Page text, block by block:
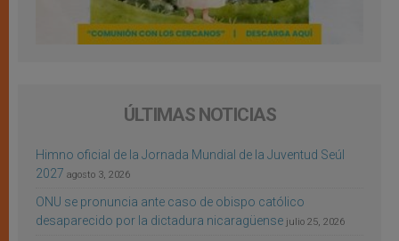
ÚLTIMAS NOTICIAS
Himno oficial de la Jornada Mundial de la Juventud Seúl
2027 agosto 3, 2026
ONU se pronuncia ante caso de obispo católico
desaparecido por la dictadura nicaragüense julio 25, 2026